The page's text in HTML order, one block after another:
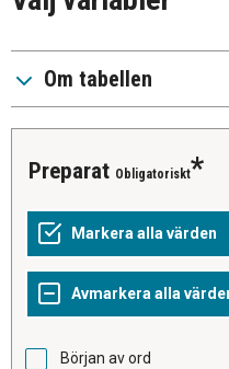
Om tabellen
Preparat Obligatoriskt
Början av ord